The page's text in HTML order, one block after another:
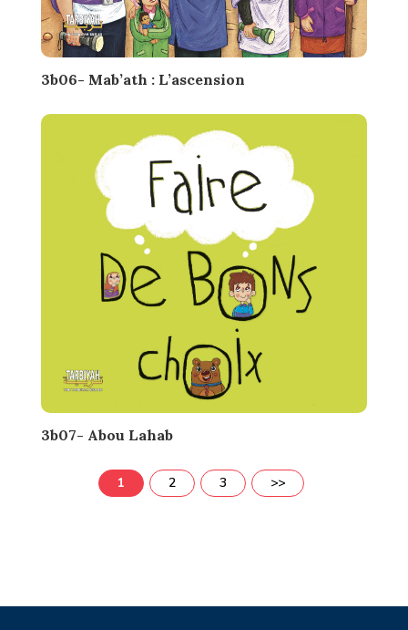
3b06- Mab’ath : L’ascension
3b07- Abou Lahab
1 2 3 >>